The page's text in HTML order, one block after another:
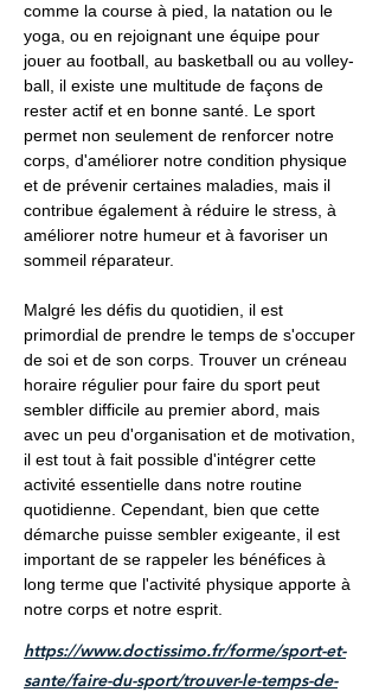
comme la course à pied, la natation ou le
yoga, ou en rejoignant une équipe pour
jouer au football, au basketball ou au volley-
ball, il existe une multitude de façons de
rester actif et en bonne santé. Le sport
permet non seulement de renforcer notre
corps, d'améliorer notre condition physique
et de prévenir certaines maladies, mais il
contribue également à réduire le stress, à
améliorer notre humeur et à favoriser un
sommeil réparateur.
Malgré les défis du quotidien, il est
primordial de prendre le temps de s'occuper
de soi et de son corps. Trouver un créneau
horaire régulier pour faire du sport peut
sembler difficile au premier abord, mais
avec un peu d'organisation et de motivation,
il est tout à fait possible d'intégrer cette
activité essentielle dans notre routine
quotidienne. Cependant, bien que cette
démarche puisse sembler exigeante, il est
important de se rappeler les bénéfices à
long terme que l'activité physique apporte à
notre corps et notre esprit.
https://www.doctissimo.fr/forme/sport-et-
sante/faire-du-sport/trouver-le-temps-de-